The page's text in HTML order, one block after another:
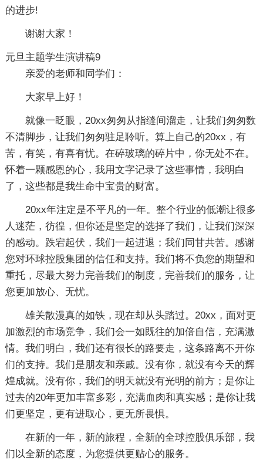
的进步!
谢谢大家！
元旦主题学生演讲稿9
亲爱的老师和同学们：
大家早上好！
就像一眨眼，20xx匆匆从指缝间溜走，让我们匆匆数
不清脚步，让我们匆匆驻足聆听。算上自己的20xx，有
苦，有笑，有喜有忧。在碎玻璃的碎片中，你无处不在。
怀着一颗感恩的心，我用文字记录了这些事情，我明白
了，这些都是我生命中宝贵的财富。
20xx年注定是不平凡的一年。整个行业的低潮让很多
人迷茫，彷徨，但你还是坚定的选择了我们，让我们深深
的感动。跌宕起伏，我们一起进退；我们同甘共苦。感谢
您对环球控股集团的信任和支持。我们将不负您的期望和
重托，尽最大努力完善我们的制度，完善我们的服务，让
您更加放心、无忧。
雄关散漫真的如铁，现在却从头踏过。20xx，面对更
加激烈的市场竞争，我们会一如既往的加倍自信，充满激
情。我们明白，我们还有很长的路要走，这条路离不开你
们的支持。我们是朋友和亲戚。没有你，就没有今天的辉
煌成就。没有你，我们的明天就没有光明的前方；是你让
过去的20年更加丰富多彩，充满血肉和真实感；是你让我
们更坚定，更有进取心，更无所畏惧。
在新的一年，新的旅程，全新的全球控股俱乐部，我
们以全新的态度，为您提供更贴心的服务。